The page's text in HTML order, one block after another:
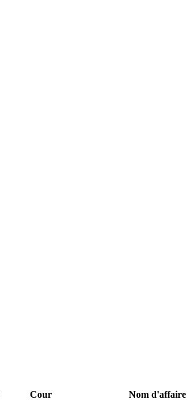
Cour Nom d'affaire